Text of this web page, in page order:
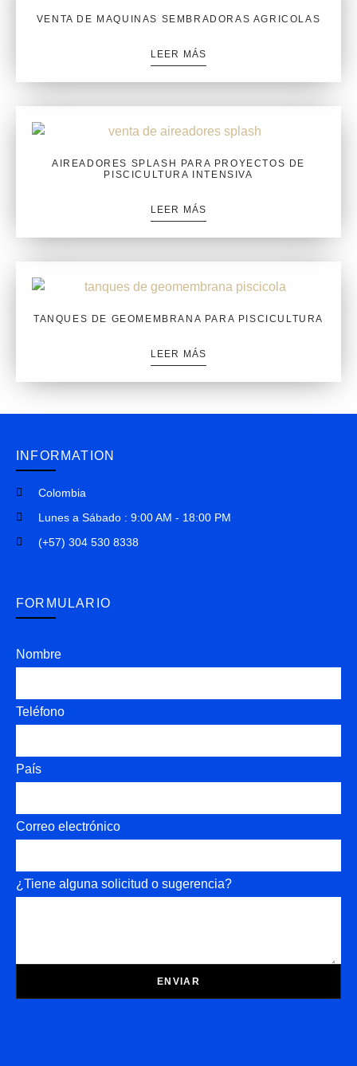
VENTA DE MAQUINAS SEMBRADORAS AGRICOLAS
LEER MÁS
AIREADORES SPLASH PARA PROYECTOS DE
PISCICULTURA INTENSIVA
LEER MÁS
TANQUES DE GEOMEMBRANA PARA PISCICULTURA
LEER MÁS
INFORMATION
Colombia
Lunes a Sábado : 9:00 AM - 18:00 PM
(+57) 304 530 8338
FORMULARIO
Nombre
Teléfono
País
Correo electrónico
¿Tiene alguna solicitud o sugerencia?
ENVIAR